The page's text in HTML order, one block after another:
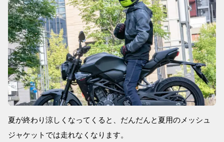
夏が終わり涼しくなってくると、だんだんと夏用のメッシュ
ジャケットでは走れなくなります。